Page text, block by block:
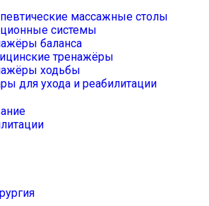
массажные столы
системы
баланса
тренажёры
ходьбы
для ухода и реабилитации